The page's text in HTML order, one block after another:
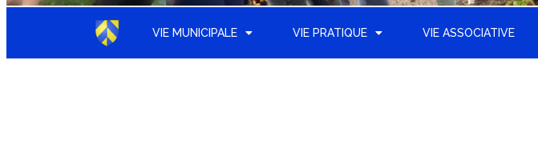
VIE MUNICIPALE VIE PRATIQUE VIE ASSOCIATIVE